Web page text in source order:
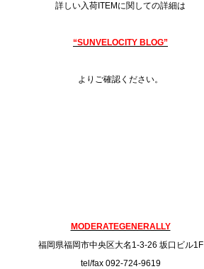
詳しい入荷ITEMに関しての詳細は
“SUNVELOCITY BLOG”
よりご確認ください。
MODERATEGENERALLY
福岡県福岡市中央区大名1-3-26 坂口ビル1F
tel/fax 092-724-9619